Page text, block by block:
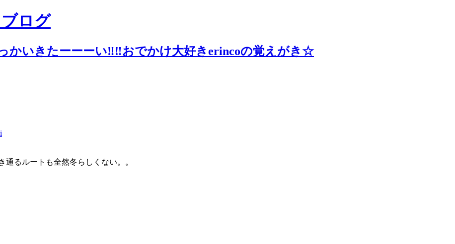
ログ
かいきたーーーい‼︎‼︎おでかけ大好きerincoの覚えがき☆
るルートも全然冬らしくない。。